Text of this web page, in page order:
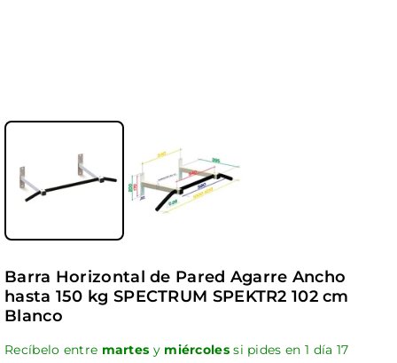
Barra Horizontal de Pared Agarre Ancho
hasta 150 kg SPECTRUM SPEKTR2 102 cm
Blanco
Recíbelo entre martes y miércoles si pides en 1 día 17